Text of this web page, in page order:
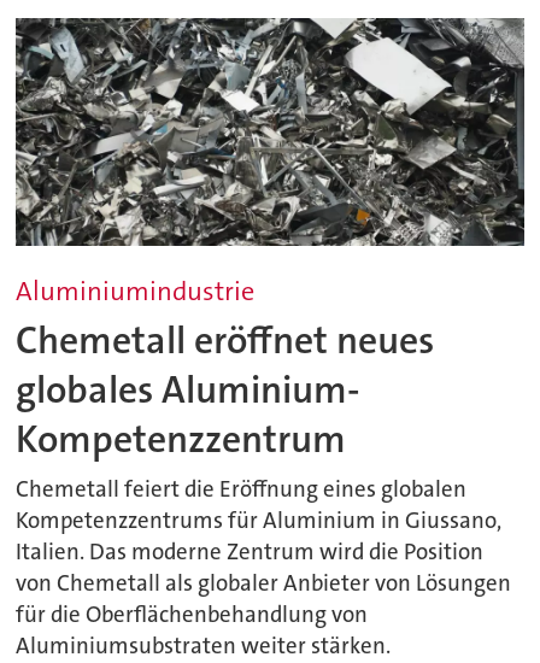
Aluminiumindustrie
Chemetall eröffnet neues
globales Aluminium-
Kompetenzzentrum
Chemetall feiert die Eröffnung eines globalen
Kompetenzzentrums für Aluminium in Giussano,
Italien. Das moderne Zentrum wird die Position
von Chemetall als globaler Anbieter von Lösungen
für die Oberflächenbehandlung von
Aluminiumsubstraten weiter stärken.